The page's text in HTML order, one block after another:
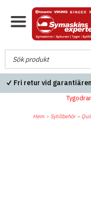
Fri retur vid
Hem » Sytillbehör»